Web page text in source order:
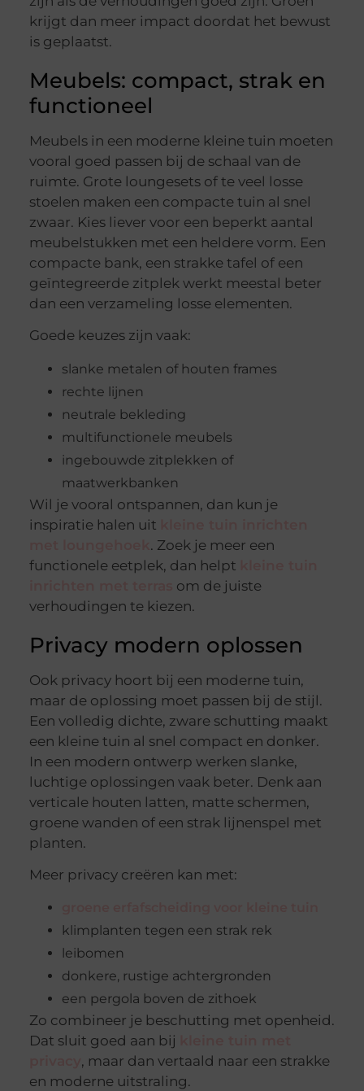
krijgt dan meer impact doordat het bewust
is geplaatst.
Meubels: compact, strak en
functioneel
Meubels in een moderne kleine tuin moeten
vooral goed passen bij de schaal van de
ruimte. Grote loungesets of te veel losse
stoelen maken een compacte tuin al snel
zwaar. Kies liever voor een beperkt aantal
meubelstukken met een heldere vorm. Een
compacte bank, een strakke tafel of een
geïntegreerde zitplek werkt meestal beter
dan een verzameling losse elementen.
Goede keuzes zijn vaak:
slanke metalen of houten frames
rechte lijnen
neutrale bekleding
multifunctionele meubels
ingebouwde zitplekken of
maatwerkbanken
Wil je vooral ontspannen, dan kun je
inspiratie halen uit
. Zoek je meer een
functionele eetplek, dan helpt
om de juiste
verhoudingen te kiezen.
Privacy modern oplossen
Ook privacy hoort bij een moderne tuin,
maar de oplossing moet passen bij de stijl.
Een volledig dichte, zware schutting maakt
een kleine tuin al snel compact en donker.
In een modern ontwerp werken slanke,
luchtige oplossingen vaak beter. Denk aan
verticale houten latten, matte schermen,
groene wanden of een strak lijnenspel met
planten.
Meer privacy creëren kan met:
klimplanten tegen een strak rek
leibomen
donkere, rustige achtergronden
een pergola boven de zithoek
Zo combineer je beschutting met openheid.
Dat sluit goed aan bij
, maar dan vertaald naar een strakke
en moderne uitstraling.